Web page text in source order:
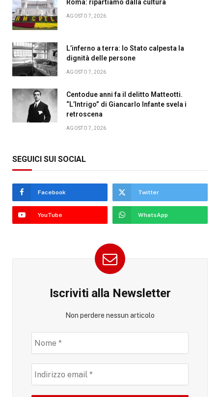
Roma: ripartiamo dalla cultura
AGOSTO 7, 2026
L’inferno a terra: lo Stato calpesta la
dignità delle persone
AGOSTO 7, 2026
Centodue anni fa il delitto Matteotti.
“L’Intrigo” di Giancarlo Infante svela i
retroscena
AGOSTO 7, 2026
SEGUICI SUI SOCIAL
Facebook Twitter
YouTube WhatsApp
Iscriviti alla Newsletter
Non perdere nessun articolo